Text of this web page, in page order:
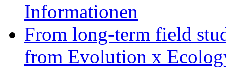
Informationen
From long-term field
from Evolution x